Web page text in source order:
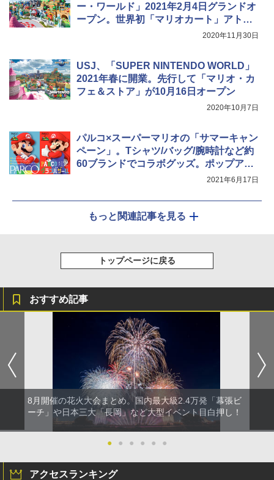
着替えテント トイレテント 透けない【換気
通気窓付き】収納袋付き UVカット 防水 防災
コンパクト iimono117 (ブルー)
ー・ワールド」2021年2月4日グランドオ
ープン。世界初「マリオカート」アトラ
2020年11月30日
USJ、「SUPER NINTENDO WORLD」
2021年春に開業。先行して「マリオ・カ
フェ＆ストア」が10月16日オープン
2020年10月7日
パルコ×スーパーマリオの「サマーキャン
ペーン」。Tシャツ/バッグ/腕時計など約
60ブランドでコラボグッズ。ポップアッ
2021年6月17日
もっと関連記事を見る
トップページに戻る
おすすめ記事
8月開催の花火大会まとめ。国内最大級2.4万発「幕張ビ
ーチ」や日本三大「長岡」など大型イベント目白押し！
● ● ● ● ● ●
アクセスランキング